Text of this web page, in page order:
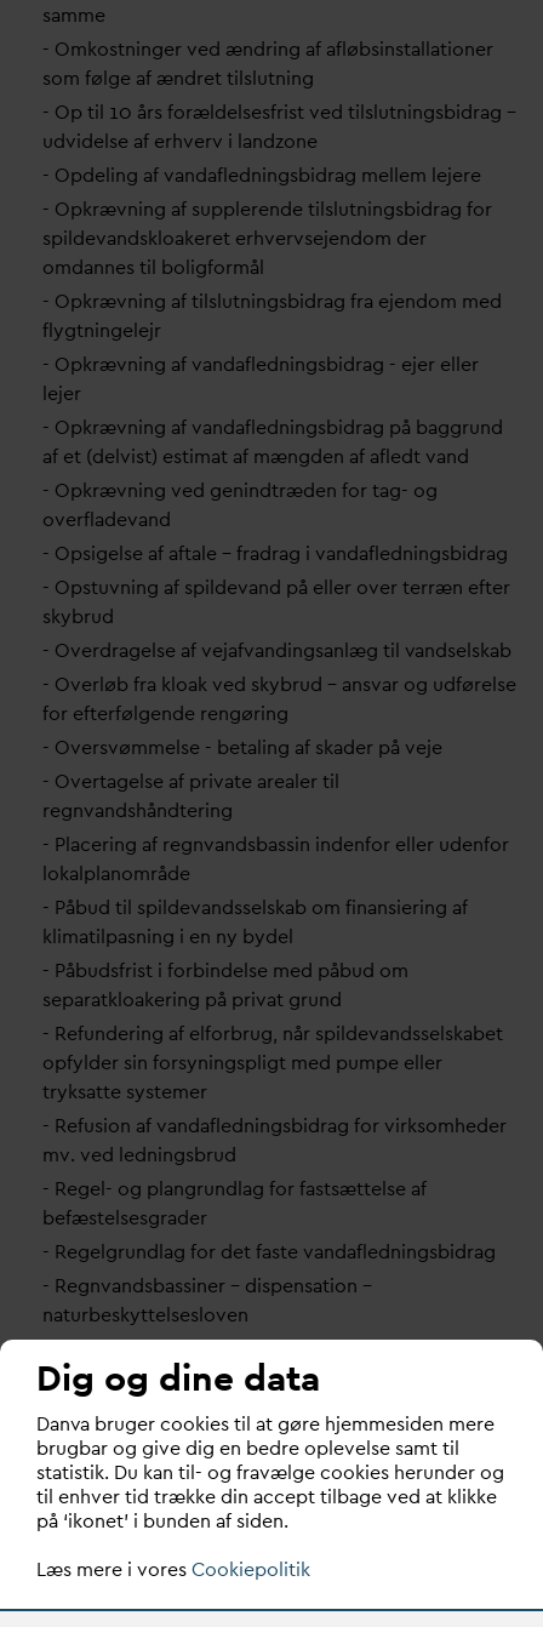
samme
- Omkostninger ved ændring af afløbsinstallationer
som følge af ændret tilslutning
- Op til 10 års forældelsesfrist ved tilslutningsbidrag –
udvidelse af erhverv i landzone
- Opdeling af vandafledningsbidrag mellem lejere
- Opkrævning af supplerende tilslutningsbidrag for
spildevandskloakeret erhvervsejendom der
omdannes til boligformål
- Opkrævning af tilslutningsbidrag fra ejendom med
flygtningelejr
- Opkrævning af vandafledningsbidrag - ejer eller
lejer
- Opkrævning af vandafledningsbidrag på baggrund
af et (delvist) estimat af mængden af afledt vand
- Opkrævning ved genindtræden for tag- og
overfladevand
- Opsigelse af aftale – fradrag i vandafledningsbidrag
- Opstuvning af spildevand på eller over terræn efter
skybrud
- Overdragelse af vejafvandingsanlæg til vandselskab
- Overløb fra kloak ved skybrud – ansvar og udførelse
for efterfølgende rengøring
- Oversvømmelse - betaling af skader på veje
- Overtagelse af private arealer til
regnvandshåndtering
- Placering af regnvandsbassin indenfor eller udenfor
lokalplanområde
- Påbud til spildevandsselskab om finansiering af
klimatilpasning i en ny bydel
- Påbudsfrist i forbindelse med påbud om
separatkloakering på privat grund
- Refundering af elforbrug, når spildevandsselskabet
opfylder sin forsyningspligt med pumpe eller
tryksatte systemer
- Refusion af vandafledningsbidrag for virksomheder
mv. ved ledningsbrud
- Regel- og plangrundlag for fastsættelse af
befæstelsesgrader
- Regelgrundlag for det faste vandafledningsbidrag
- Regnvandsbassiner – dispensation –
naturbeskyttelsesloven
- Renovering - snitflade mellemvandselskabs og
grundejers spildevandsanlæg
- Rullende vilkår i udledningstilladelser muligt, hvis de
baseres på objektivt målbare forhold
- Sikkerhed på frosne regnvandsbassiner
- Slamveksler - opvarmning ved rådnetank
van dafledningsbidrag
- Snitflade mellem vejafvandingsanlæg og
Dig og dine data
Danva bruger cookies til at gøre hjemmesiden mere
brugbar og give dig en bedre oplevelse samt til
statistik. Du kan til- og fravælge cookies herunder og
til enhver tid trække din accept tilbage ved at klikke
på ‘ikonet’ i bunden af siden.
Læs mere i voresCookiepolitik